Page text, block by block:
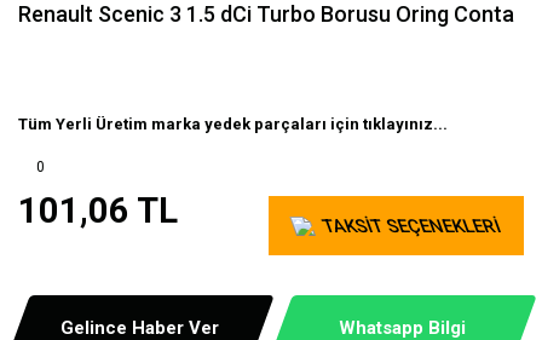
Renault Scenic 3 1.5 dCi Turbo Borusu Oring Conta
Tüm Yerli Üretim marka yedek parçaları için tıklayınız...
0
101,06 TL TAKSİT SEÇENEKLERİ
Gelince Haber Ver Whatsapp Bilgi